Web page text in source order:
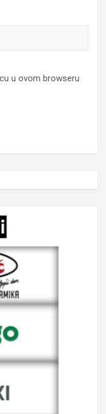
u ovom browseru